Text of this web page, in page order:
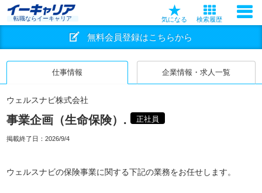
転職ならイーキャリア 気になる 検索履歴
無料会員登録はこちらから
仕事情報 企業情報・求人一覧
ウェルスナビ株式会社
事業企画（生命保険）. 正社員
掲載終了日： 2026/9/4
ウェルスナビの保険事業に関する下記の業務をお任せします。